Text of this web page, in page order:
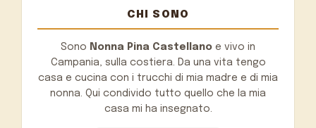
CHI SONO
Sono Nonna Pina Castellano e vivo in
Campania, sulla costiera. Da una vita tengo
casa e cucina con i trucchi di mia madre e di mia
nonna. Qui condivido tutto quello che la mia
casa mi ha insegnato.